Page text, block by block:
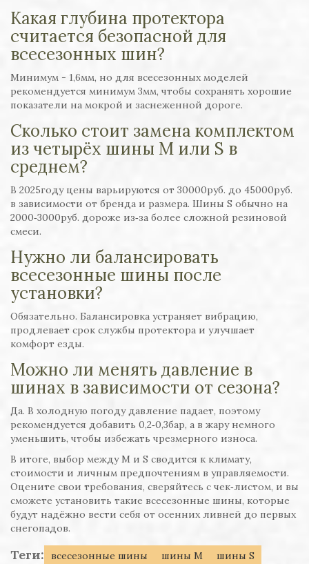
Какая глубина протектора
считается безопасной для
всесезонных шин?
Минимум - 1,6мм, но для всесезонных моделей
рекомендуется минимум 3мм, чтобы сохранять хорошие
показатели на мокрой и заснеженной дороге.
Сколько стоит замена комплектом
из четырёх шины M или S в
среднем?
В 2025году цены варьируются от 30000руб. до 45000руб.
в зависимости от бренда и размера. Шины S обычно на
2000‑3000руб. дороже из‑за более сложной резиновой
смеси.
Нужно ли балансировать
всесезонные шины после
установки?
Обязательно. Балансировка устраняет вибрацию,
продлевает срок службы протектора и улучшает
комфорт езды.
Можно ли менять давление в
шинах в зависимости от сезона?
Да. В холодную погоду давление падает, поэтому
рекомендуется добавить 0,2‑0,3бар, а в жару немного
уменьшить, чтобы избежать чрезмерного износа.
В итоге, выбор между M и S сводится к климату,
стоимости и личным предпочтениям в управляемости.
Оцените свои требования, сверяйтесь с чек‑листом, и вы
сможете установить такие всесезонные шины, которые
будут надёжно вести себя от осенних ливней до первых
снегопадов.
Теги: всесезонные шины шины M
шины S